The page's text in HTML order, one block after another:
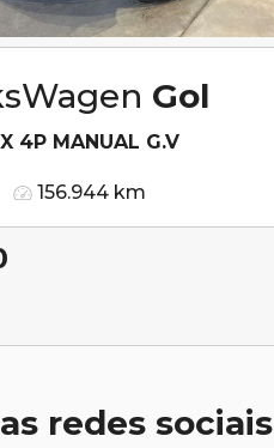
Gol
4P MANUAL G.V
156.944 km
redes sociais